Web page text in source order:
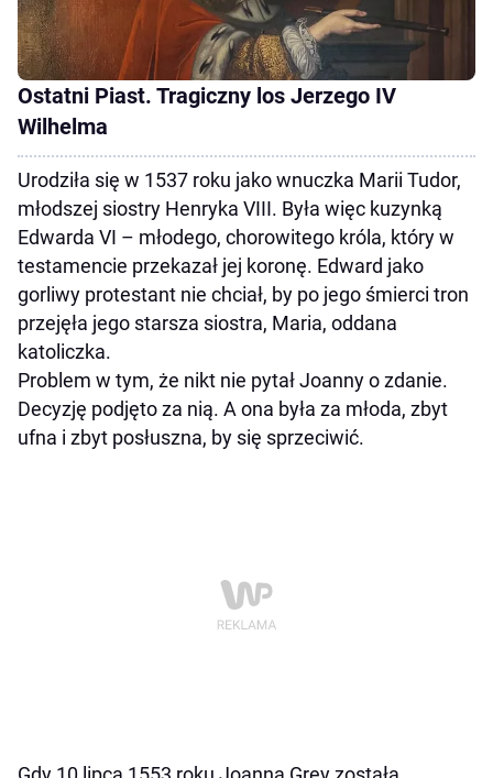
Ostatni Piast. Tragiczny los Jerzego IV
Wilhelma
Urodziła się w 1537 roku jako wnuczka Marii Tudor,
młodszej siostry Henryka VIII. Była więc kuzynką
Edwarda VI – młodego, chorowitego króla, który w
testamencie przekazał jej koronę. Edward jako
gorliwy protestant nie chciał, by po jego śmierci tron
przejęła jego starsza siostra, Maria, oddana
katoliczka.
Problem w tym, że nikt nie pytał Joanny o zdanie.
Decyzję podjęto za nią. A ona była za młoda, zbyt
ufna i zbyt posłuszna, by się sprzeciwić.